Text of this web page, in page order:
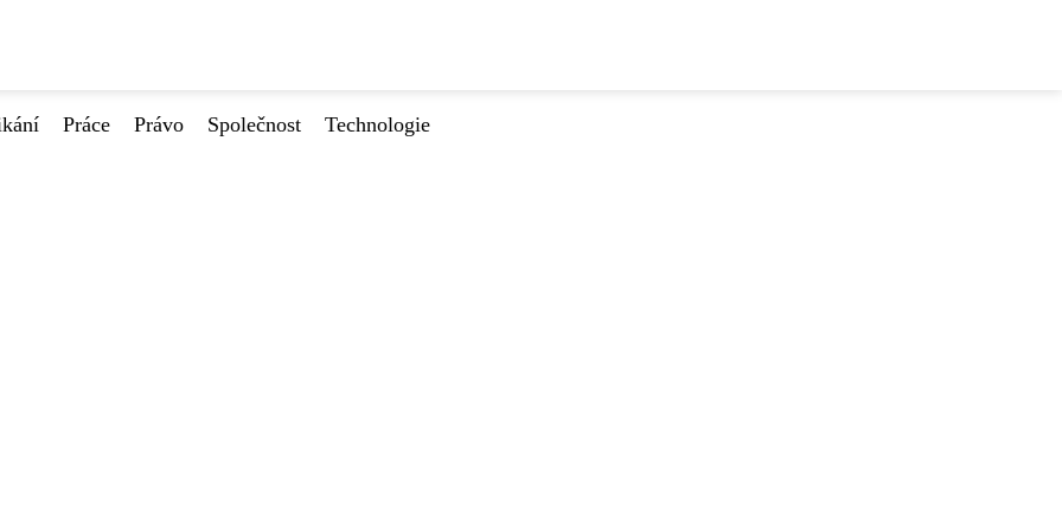
Práce Právo Společnost Technologie